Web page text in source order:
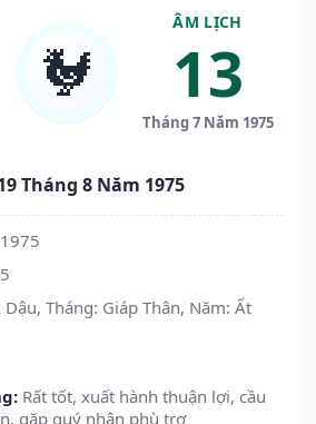
🐓
ÂM LỊCH
13
Tháng 7 Năm 1975
Tháng 8 Năm 1975
Tháng: Giáp Thân, Năm: Ất
Rất tốt, xuất hành thuận lợi, cầu
gặp quý nhân phù trợ